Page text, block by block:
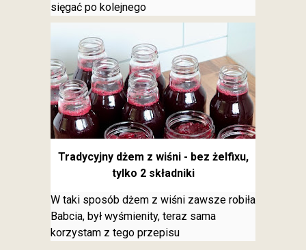
sięgać po kolejnego
Tradycyjny dżem z wiśni - bez żelfixu,
tylko 2 składniki
W taki sposób dżem z wiśni zawsze robiła
Babcia, był wyśmienity, teraz sama
korzystam z tego przepisu